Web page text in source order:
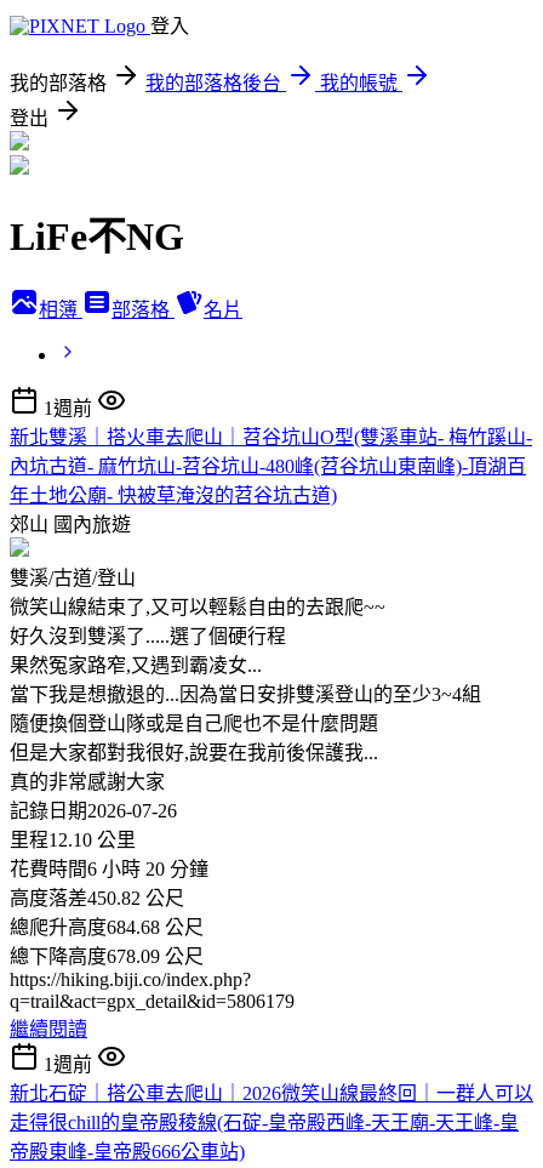
登入
我的部落格 我的部落格後台
我的帳號
登出
LiFe不NG
相簿 部落格 名片
1週前
新北雙溪｜搭火車去爬山｜苕谷坑山O型(雙溪車站- 梅竹蹊山-
內坑古道- 麻竹坑山-苕谷坑山-480峰(苕谷坑山東南峰)-頂湖百
年土地公廟- 快被草淹沒的苕谷坑古道)
郊山 國內旅遊
雙溪/古道/登山
微笑山線結束了,又可以輕鬆自由的去跟爬~~
好久沒到雙溪了.....選了個硬行程
果然冤家路窄,又遇到霸凌女...
當下我是想撤退的...因為當日安排雙溪登山的至少3~4組
隨便換個登山隊或是自己爬也不是什麼問題
但是大家都對我很好,說要在我前後保護我...
真的非常感謝大家
記錄日期2026-07-26
里程12.10 公里
花費時間6 小時 20 分鐘
高度落差450.82 公尺
總爬升高度684.68 公尺
總下降高度678.09 公尺
https://hiking.biji.co/index.php?
q=trail&act=gpx_detail&id=5806179
繼續閱讀
1週前
新北石碇｜搭公車去爬山｜2026微笑山線最終回｜一群人可以
走得很chill的皇帝殿稜線(石碇-皇帝殿西峰-天王廟-天王峰-皇
帝殿東峰-皇帝殿666公車站)